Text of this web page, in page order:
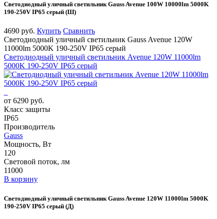
Светодиодный уличный светильник Gauss Avenue 100W 10000lm 5000K
190-250V IP65 серый (Ш)
4690 руб. Купить Сравнить
Светодиодный уличный светильник Gauss Avenue 120W
11000lm 5000K 190-250V IP65 серый
Светодиодный уличный светильник Avenue 120W 11000lm
5000K 190-250V IP65 серый
от 6290 руб.
Класс защиты
IP65
Производитель
Gauss
Мощность, Вт
120
Световой поток, лм
11000
В корзину
Светодиодный уличный светильник Gauss Avenue 120W 11000lm 5000K
190-250V IP65 серый (Д)